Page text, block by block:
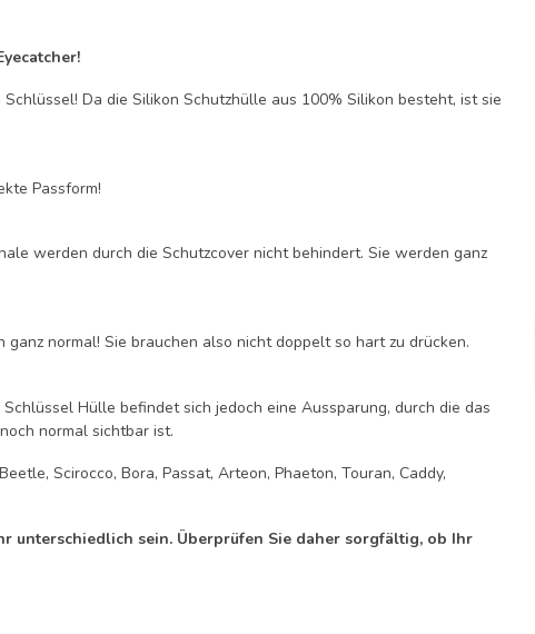
Da die Silikon Schutzhülle aus 100% Silikon besteht, ist sie
Passform!
werden durch die Schutzcover nicht behindert. Sie werden ganz
normal! Sie brauchen also nicht doppelt so hart zu drücken.
Hülle befindet sich jedoch eine Aussparung, durch die das
normal sichtbar ist.
Scirocco, Bora, Passat, Arteon, Phaeton, Touran, Caddy,
unterschiedlich sein. Überprüfen Sie daher sorgfältig, ob Ihr